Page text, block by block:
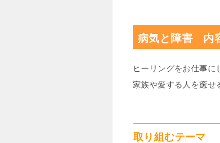
病気と障害 内
ヒーリングをお仕事
家族や愛する人を癒せ
取り組むテーマ